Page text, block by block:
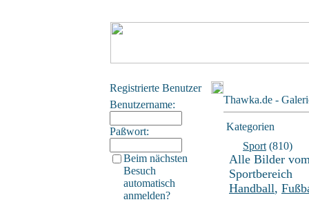
Registrierte Benutzer
Benutzername:
Paßwort:
Beim nächsten
Besuch
automatisch
anmelden?
Thawka.de -
Kategorien
Sport (810)
Alle Bilder
Sportbereich
Handball,